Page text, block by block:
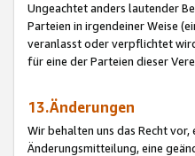
Ungeachtet anders lautender
Parteien in irgendeiner Weise
veranlasst oder verpflichtet
für eine der Parteien dieser
13.Änderungen
Wir behalten uns das Recht
Änderungsmitteilung, eine